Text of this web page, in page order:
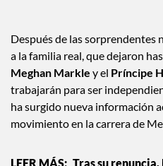
Después de las sorprendentes
a la familia real, que dejaron
Meghan Markley elPríncipe
trabajarán para ser
ha surgido nueva información